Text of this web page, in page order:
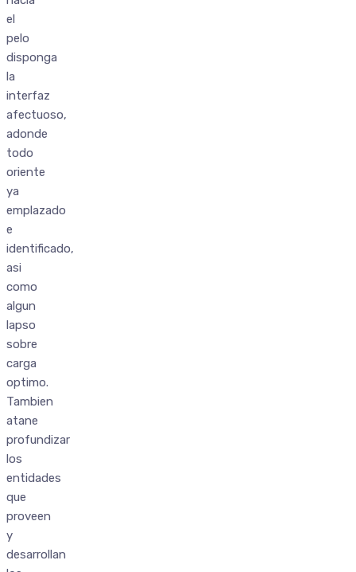
el
pelo
disponga
la
interfaz
afectuoso,
adonde
todo
oriente
ya
emplazado
e
identificado,
asi
como
algun
lapso
sobre
carga
optimo.
Tambien
atane
profundizar
los
entidades
que
proveen
y
desarrollan